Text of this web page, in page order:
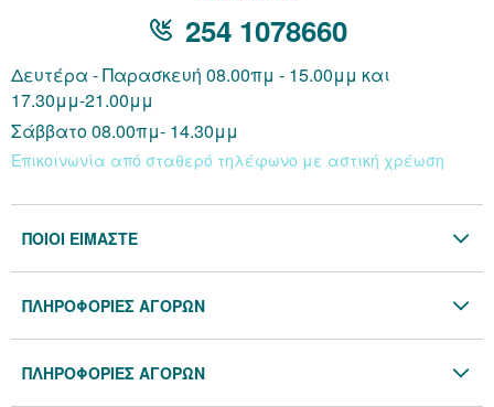
254 1078660
Δευτέρα - Παρασκευή 08.00πμ - 15.00μμ και
17.30μμ-21.00μμ
Σάββατο 08.00πμ- 14.30μμ
Επικοινωνία από σταθερό τηλέφωνο με αστική χρέωση
ΠΟΙΟΙ ΕΙΜΑΣΤΕ
Επικοινωνία
ΠΛΗΡΟΦΟΡΙΕΣ ΑΓΟΡΩΝ
Προσωπικά Δεδομένα
ΠΛΗΡΟΦΟΡΙΕΣ ΑΓΟΡΩΝ